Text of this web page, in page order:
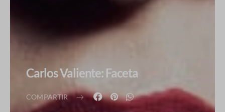
Carlos Valiente: Faceta
COMPARTIR